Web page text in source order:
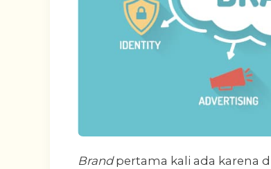
Brandpertama kali ada karena